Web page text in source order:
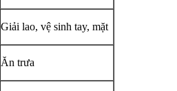
Giải lao, vệ sinh tay, mặt
Ăn trưa